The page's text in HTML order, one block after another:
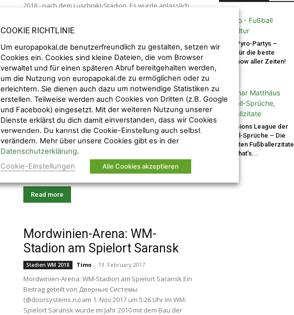
2018 - nach dem Luschniki-Stadion. Es wurde anlässlich
Heimspielstätte von Zenit Sankt Petersburg dienen....
Read more
Wolgograd-Arena: WM-Stadion
der Spielstätte Wolgograd
Stadien WM 2018 Timo - 13. February 2017
Wolgograd-Arena: WM-Stadion der Spielstätte
Wolgograd Ein von @worldcup2018year geteilter Beitrag
am 19. Jul 2016 um 13:08 Uhr Die Wolgograd-Arena wird
für die WM 2018 gebaut und soll planmäßig im November
2017 eröffnet werden. Das WM-Stadion wird Platz für...
Read more
Mordwinien-Arena: WM-
Stadion am Spielort Saransk
Stadien WM 2018 Timo - 13. February 2017
Mordwinien-Arena: WM-Stadion am Spielort Saransk Ein
Beitrag geteilt von Дверные Системы
(@doorsystems.ru) am 1. Nov 2017 um 5:26 Uhr Im WM-
Spielort Saransk wurde im Jahr 2010 mit dem Bau der
Fette Pyro-Partys –
Votet für die beste
Pyroshow aller Zeiten!
Champions League der
Fußball-Sprüche – Die
lustigsten Fußballerzitate
– Wer hat’s...
COOKIE RICHTLINIE
Um europapokal.de benutzerfreundlich zu gestalten, setzen wir
Cookies ein. Cookies sind kleine Dateien, die vom Browser
verwaltet und für einen späteren Abruf bereitgehalten werden,
um die Nutzung von europapokal.de zu ermöglichen oder zu
erleichtern. Sie dienen auch dazu um notwendige Statistiken zu
erstellen. Teilweise werden auch Cookies von Dritten (z.B. Google
und Facebook) eingesetzt. Mit der weiteren Nutzung unserer
Dienste erklärst du dich damit einverstanden, dass wir Cookies
verwenden. Du kannst die Cookie-Einstellung auch selbst
verändern. Mehr über unsere Cookies gibt es in der
Datenschutzerklärung.
Cookie-Einstellungen
Alle Cookies akzeptieren